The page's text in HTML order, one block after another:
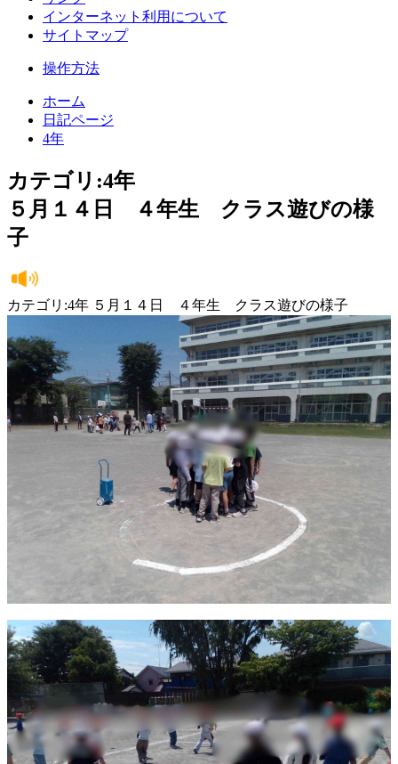
インターネット利用について
サイトマップ
操作方法
ホーム
日記ページ
4年
カテゴリ:4年
５月１４日 ４年生 クラス遊びの様
子
カテゴリ:4年 ５月１４日 ４年生 クラス遊びの様子